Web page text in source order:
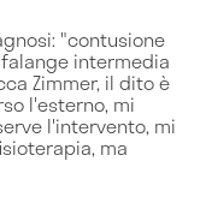
"contusione
intermedia
Zimmer, il dito è
l'esterno, mi
l'intervento, mi
ma